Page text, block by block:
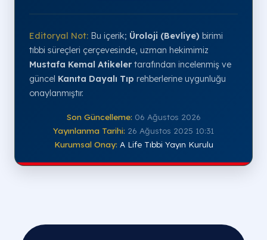
Editoryal Not: Bu içerik; Üroloji (Bevliye) birimi
tıbbi süreçleri çerçevesinde, uzman hekimimiz
Mustafa Kemal Atikeler tarafından incelenmiş ve
güncel Kanıta Dayalı Tıp rehberlerine uygunluğu
onaylanmıştır.
Son Güncelleme: 06 Ağustos 2026
Yayınlanma Tarihi: 26 Ağustos 2025 10:31
Kurumsal Onay: A Life Tıbbi Yayın Kurulu